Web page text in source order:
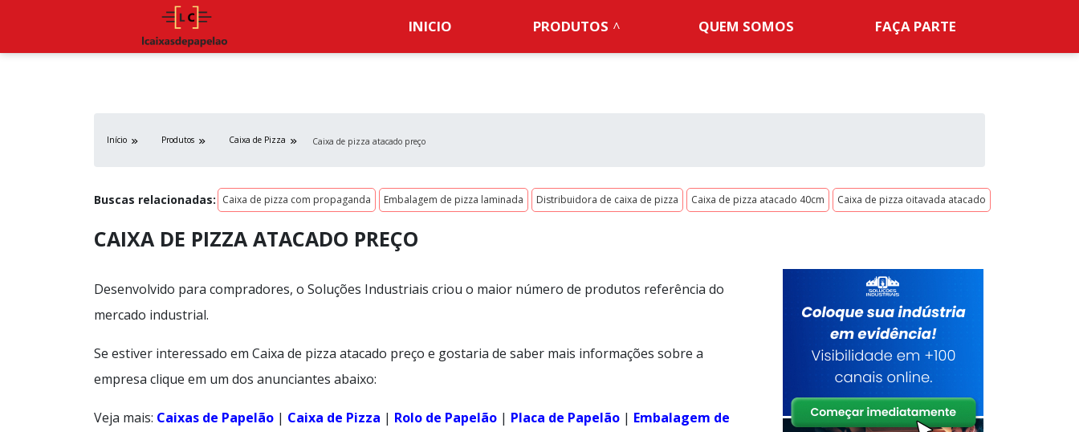
INICIO PRODUTOS QUEM SOMOS FAÇA PARTE
Início Produtos Caixa de Pizza Caixa de pizza atacado preço
Buscas relacionadas: Caixa de pizza com propaganda Embalagem de pizza laminada Distribuidora de caixa de pizza Caixa de pizza atacado 40cm Caixa de pizza oitavada atacado
CAIXA DE PIZZA ATACADO PREÇO
Desenvolvido para compradores, o Soluções Industriais criou o maior número de produtos referência do
mercado industrial.
Se estiver interessado em Caixa de pizza atacado preço e gostaria de saber mais informações sobre a
empresa clique em um dos anunciantes abaixo:
Veja mais: Caixas de Papelão | Caixa de Pizza | Rolo de Papelão | Placa de Papelão | Embalagem de